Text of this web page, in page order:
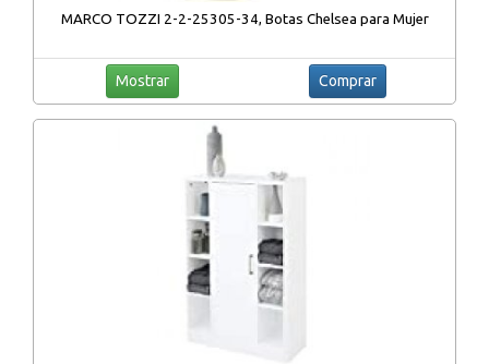
MARCO TOZZI 2-2-25305-34, Botas Chelsea para Mujer
Mostrar Comprar